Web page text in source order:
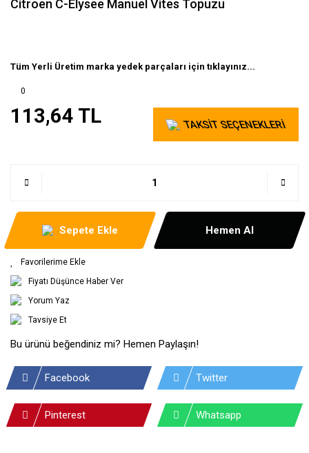
Citroen C-Elysee Manuel Vites Topuzu
Tüm Yerli Üretim marka yedek parçaları için tıklayınız...
0
113,64 TL TAKSİT SEÇENEKLERİ
Sepete Ekle Hemen Al
Fiyatı Düşünce Haber Ver
Yorum Yaz
Tavsiye Et
Bu ürünü beğendiniz mi? Hemen Paylaşın!
Facebook Twitter
Pinterest Whatsapp